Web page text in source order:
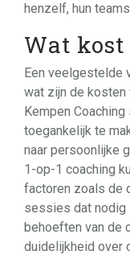
henzelf, hun
Wat kost
Een veelgestelde
wat zijn de kosten
Kempen
toegankelijk te
naar persoonlijke
1-op-1 coaching
factoren zoals de
sessies dat nodig
behoeften van de
duidelijkheid over